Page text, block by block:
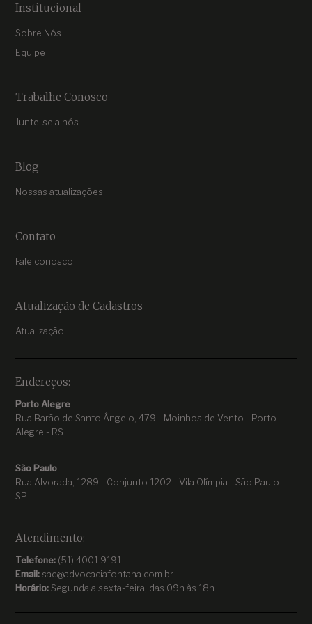
Institucional
Sobre Nós
Equipe
Trabalhe Conosco
Junte-se a nós
Blog
Nossas atualizações
Contato
Fale conosco
Atualização de Cadastros
Atualização
Endereços:
Porto Alegre
Rua Barão de Santo Ângelo, 479 - Moinhos de Vento - Porto
Alegre - RS
São Paulo
Rua Alvorada, 1289 - Conjunto 1202 - Vila Olímpia - São Paulo -
SP
Atendimento:
Telefone: (51) 4001 9191
Email:sac@advocaciafontana.com.br
Horário:Segunda a sexta-feira, das 09h às 18h